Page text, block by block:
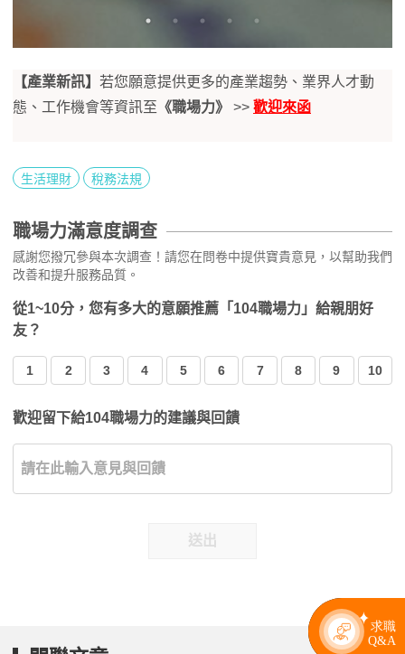
【產業新訊】 若您願意提供更多的產業趨勢、業界人才動
態、工作機會等資訊至 《職場力》 >> 歡迎來函
生活理財 稅務法規
職場力滿意度調查
感謝您撥冗參與本次調查！請您在問卷中提供寶貴意見，以幫助我們
改善和提升服務品質。
從1~10分，您有多大的意願推薦「104職場力」給親朋好
友？
1 2 3 4 5 6 7 8 9 10
歡迎留下給104職場力的建議與回饋
送出